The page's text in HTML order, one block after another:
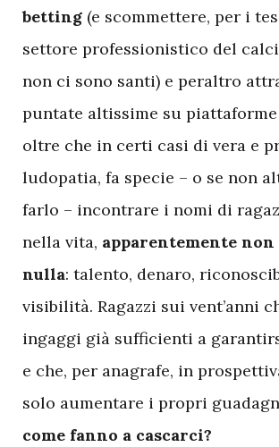
betting (e scommettere, per i
settore professionistico del
non ci sono santi) e peraltro
puntate altissime su
oltre che in certi casi di vera e
ludopatia, fa specie – o se non
farlo – incontrare i nomi di
nella vita, apparentemente non
nulla: talento, denaro,
visibilità. Ragazzi sui vent’anni
ingaggi già sufficienti a
e che, per anagrafe, in
solo aumentare i propri
come fanno a cascarci?